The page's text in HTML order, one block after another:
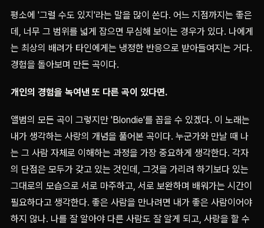
평소에 '그럴 수도 있지'라는 말을 많이 쓴다. 어느 지점까지는 좋은
데, 너무 그 범위를 넓게 잡으면 무심해 보이는 경우가 있다. 나에게
는 최상의 배려가 타인에게는 냉정한 반응으로 받아들여지는 거다.
경험을 돌아보며 만든 곡이다.
개인의 경험을 녹여낸 또 다른 곡이 있다면.
앨범의 모든 곡이 그렇지만 'Blondie'를 꼽을 수 있겠다. 이 노래는
내가 생각하는 사랑의 개념을 풀어본 곡이다. 누군가와 만날 때 나
는 그 사람 자체로 이해하는 과정을 가장 중요하게 생각한다. 각자
의 단점은 모두가 갖고 있는 것인데, 그것을 가리려 하기보다 있는
그대로의 모습으로 서로 마주하고, 서로 보완하며 배워가는 시간이
필요하다고 생각한다. 좋은 사람을 만나려면 내가 좋은 사람이어야
하지 않나. 나를 잘 알아야 다른 사람도 잘 알게 되고, 사랑을 할 수